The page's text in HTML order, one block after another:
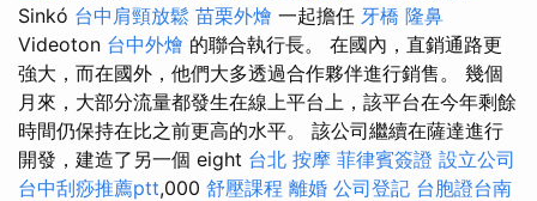
Sinkó 台中肩頸放鬆 苗栗外燴 一起擔任 牙橋 隆鼻
Videoton 台中外燴 的聯合執行長。 在國內，直銷通路更
強大，而在國外，他們大多透過合作夥伴進行銷售。 幾個
月來，大部分流量都發生在線上平台上，該平台在今年剩餘
時間仍保持在比之前更高的水平。 該公司繼續在薩達進行
開發，建造了另一個 eight 台北 按摩 菲律賓簽證 設立公司
台中刮痧推薦ptt,000 舒壓課程 離婚 公司登記 台胞證台南